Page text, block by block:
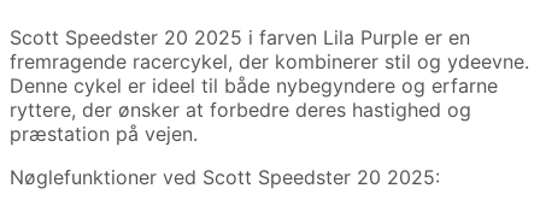
Scott Speedster 20 2025 i farven Lila Purple er en
fremragende racercykel, der kombinerer stil og ydeevne.
Denne cykel er ideel til både nybegyndere og erfarne
ryttere, der ønsker at forbedre deres hastighed og
præstation på vejen.
Nøglefunktioner ved Scott Speedster 20 2025: